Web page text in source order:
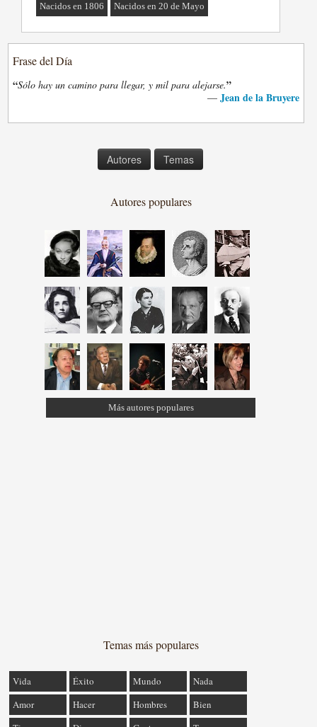
Nacidos en 1806 Nacidos en 20 de Mayo
Frase del Día
“Sólo hay un camino para llegar, y mil para alejarse.”
— Jean de la Bruyere
Autores Temas
Autores populares
Más autores populares
Temas más populares
Vida Éxito Mundo
Nada
Amor
Hacer Hombres
Bien